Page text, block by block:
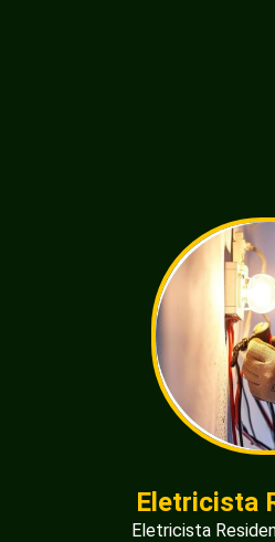
Eletricista
Eletricista